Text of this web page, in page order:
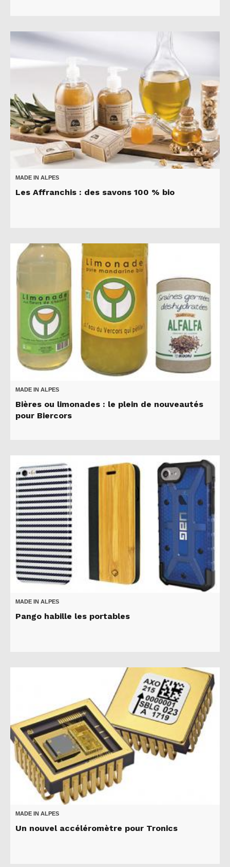
MADE IN ALPES
Les Affranchis : des savons 100 % bio
MADE IN ALPES
Bières ou limonades : le plein de nouveautés
pour Biercors
MADE IN ALPES
Pango habille les portables
MADE IN ALPES
Un nouvel accéléromètre pour Tronics